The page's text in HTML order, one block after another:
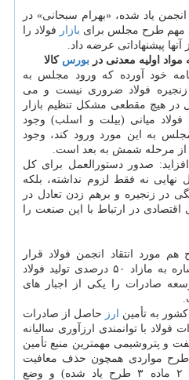
یاد شده، «بهرام سبحانی» در
بازار فولاد را
پیشنهاداتی عرضه داد.
اولیه معدنی در بورس کالا
خود آورده که ورود مجلس به
زنجیره فولاد ضروری نیست و می
در هیچ مقطعی مشکل تنظیم بازار
فولاد میانی (بیلت و اسلب) وجود
به این مورد ورود کند، وجود
مرحله شمش به بعد است.
افزاید: صدور دستورالعمل برای کل
نه فقط لزوم نداشته، بلکه
در زنجیره و برهم زدن تعادل در
در ارتباط با این صنعت را
مورد انتقاد انجمن فولاد قرار
گرفته و در نامه خود ضمن اشاره به مازاد ۵۰ درصدی تولید فولاد
صادرات را یکی از اجبار های
به تأمین ارز حاصل از صادرات
فولاد با توانمندی ارزآوری سالیانه
بعد از نفت و پتروشیمی مهمترین منبع تأمین
مواردی همچون حذف معافیت
مالیاتی صادرات فولاد (تبصره ۲ ماده ۳ طرح یاد شده) و وضع